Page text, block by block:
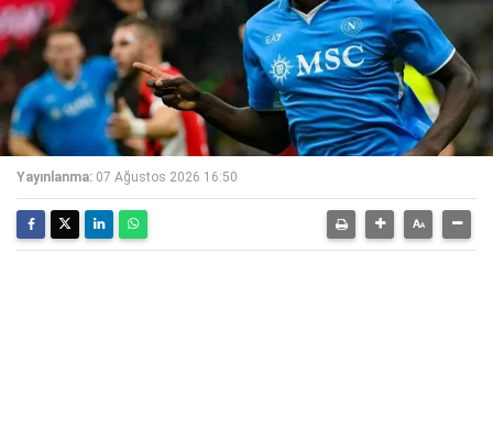
Yayınlanma: 07 Ağustos 2026 16:50